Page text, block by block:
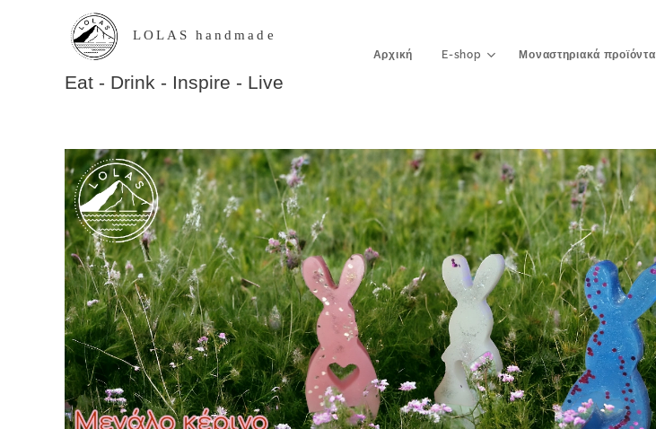
LOLAS handmade
Eat - Drink - Inspire - Live
Αρχική E-shop Μοναστηριακά προϊόντα